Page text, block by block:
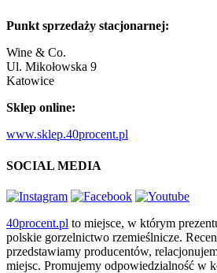
Punkt sprzedaży stacjonarnej:
Wine & Co.
Ul. Mikołowska 9
Katowice
Sklep online:
www.sklep.40procent.pl
SOCIAL MEDIA
40procent.pl to miejsce, w którym
polskie gorzelnictwo rzemieślnicze.
przedstawiamy producentów,
miejsc. Promujemy odpowiedzialność w